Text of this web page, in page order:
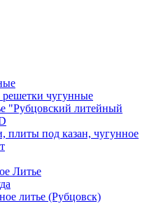
чугунные
"Рубцовский литейный
плиты под казан, чугунное
Литье
литье (Рубцовск)